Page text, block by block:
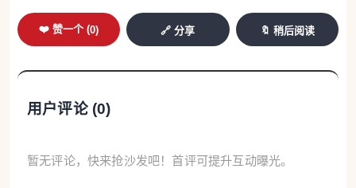
❤️ 赞一个 (0) 🔗 分享 🔖 稍后阅读
用户评论 (0)
暂无评论，快来抢沙发吧！首评可提升互动曝光。